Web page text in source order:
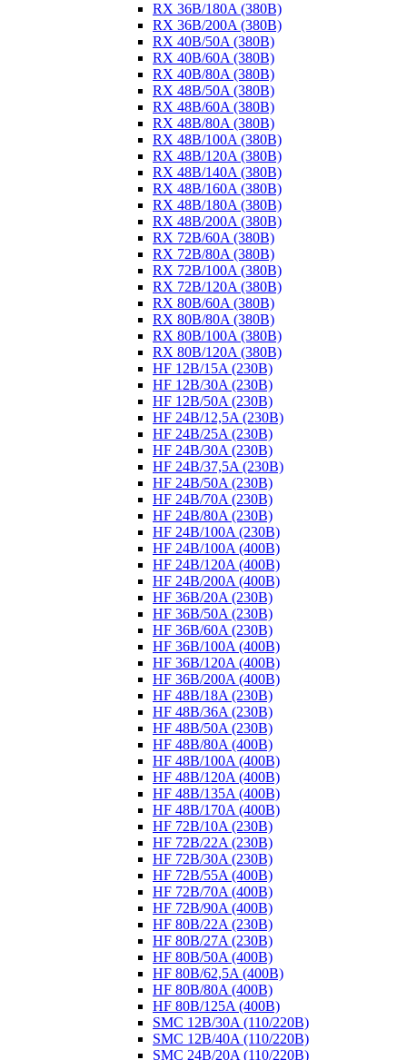
RX 36B/180A (380B)
RX 36B/200A (380B)
RX 40B/50A (380B)
RX 40B/60A (380B)
RX 40B/80A (380B)
RX 48B/50A (380B)
RX 48B/60A (380B)
RX 48B/80A (380B)
RX 48B/100A (380B)
RX 48B/120A (380B)
RX 48B/140A (380B)
RX 48B/160A (380B)
RX 48B/180A (380B)
RX 48B/200A (380B)
RX 72B/60A (380B)
RX 72B/80A (380B)
RX 72B/100A (380B)
RX 72B/120A (380B)
RX 80B/60A (380B)
RX 80B/80A (380B)
RX 80B/100A (380B)
RX 80B/120A (380B)
HF 12B/15A (230B)
HF 12B/30A (230B)
HF 12B/50A (230B)
HF 24B/12,5A (230B)
HF 24B/25A (230B)
HF 24B/30A (230B)
HF 24B/37,5A (230B)
HF 24B/50A (230B)
HF 24B/70A (230B)
HF 24B/80A (230B)
HF 24B/100A (230B)
HF 24B/100A (400B)
HF 24B/120A (400B)
HF 24B/200A (400B)
HF 36B/20A (230B)
HF 36B/50A (230B)
HF 36B/60A (230B)
HF 36B/100A (400B)
HF 36B/120A (400B)
HF 36B/200A (400B)
HF 48B/18A (230B)
HF 48B/36A (230B)
HF 48B/50A (230B)
HF 48B/80A (400B)
HF 48B/100A (400B)
HF 48B/120A (400B)
HF 48B/135A (400B)
HF 48B/170A (400B)
HF 72B/10A (230B)
HF 72B/22A (230B)
HF 72B/30A (230B)
HF 72B/55A (400B)
HF 72B/70A (400B)
HF 72B/90A (400B)
HF 80B/22A (230B)
HF 80B/27A (230B)
HF 80B/50A (400B)
HF 80B/62,5A (400B)
HF 80B/80A (400B)
HF 80B/125A (400B)
SMC 12B/30A (110/220B)
SMC 12B/40A (110/220B)
SMC 24B/20A (110/220B)